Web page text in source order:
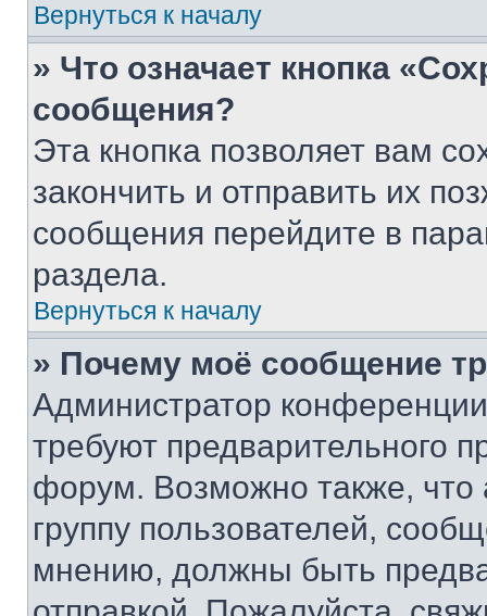
Вернуться к началу
» Что означает кнопка
сообщения?
Эта кнопка позволяет вам
закончить и отправить их
сообщения перейдите в
раздела.
Вернуться к началу
» Почему моё сообщение
Администратор
требуют предварительного
форум. Возможно также, что
группу пользователей,
мнению, должны быть